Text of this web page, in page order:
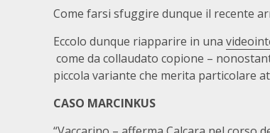
Come farsi sfuggire dunque il recente
Eccolo dunque riapparire in una
come da collaudato copione –
piccola variante che merita particolare
CASO MARCINKUS